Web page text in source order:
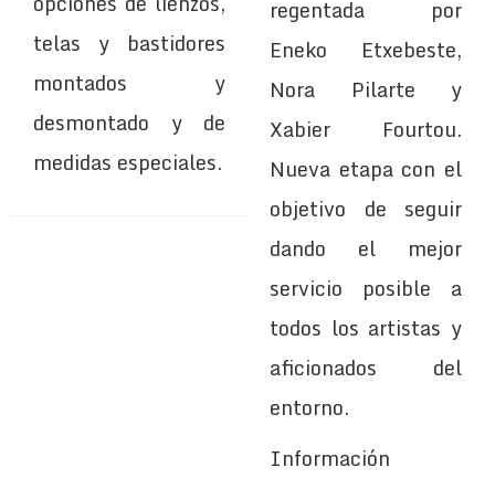
telas y bastidores
montados y
desmontado y de
medidas especiales.
regentada por
Eneko Etxebeste,
Nora Pilarte y
Xabier Fourtou.
Nueva etapa con el
objetivo de seguir
dando el mejor
servicio posible a
todos los artistas y
aficionados del
entorno.
Información